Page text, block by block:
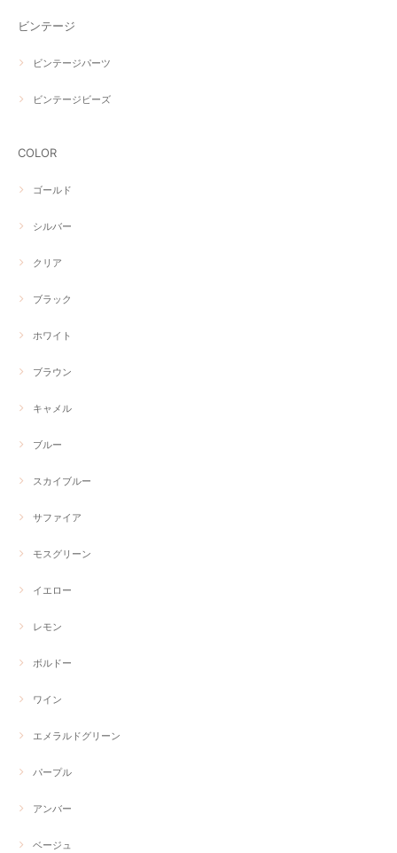
ビンテージ
ビンテージパーツ
ビンテージビーズ
COLOR
ゴールド
シルバー
クリア
ブラック
ホワイト
ブラウン
キャメル
ブルー
スカイブルー
サファイア
モスグリーン
イエロー
レモン
ボルドー
ワイン
エメラルドグリーン
パープル
アンバー
ベージュ